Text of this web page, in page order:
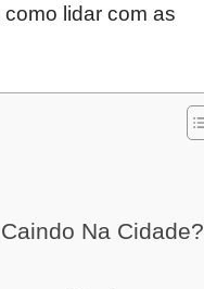
lidar com as
Na Cidade?